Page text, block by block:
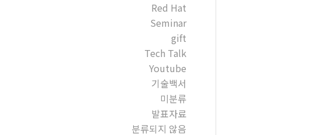
Red Hat
Seminar
gift
Tech Talk
Youtube
기술백서
미분류
발표자료
분류되지 않음